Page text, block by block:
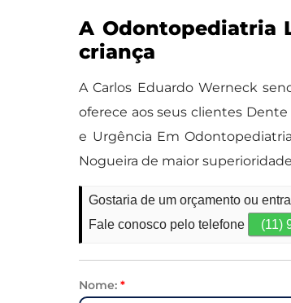
A Odontopediatria
criança
A Carlos Eduardo Werneck
oferece aos seus clientes
e Urgência Em
Nogueira de maior
Gostaria de um orçamento ou
Fale conosco pelo telefone
(11)
Nome:*